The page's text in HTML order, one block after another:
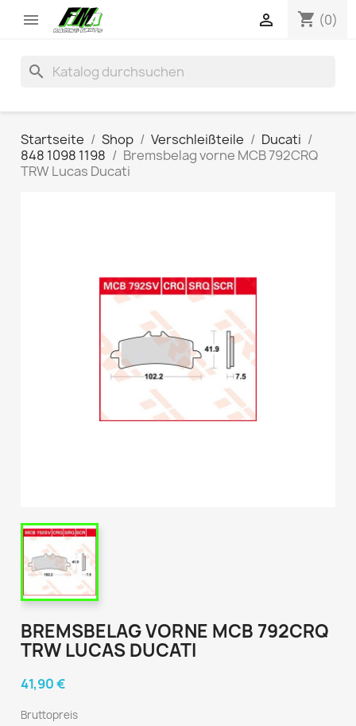
 shopping_cart (0)

search
Startseite Shop Verschleißteile
Ducati
848 1098 1198
Bremsbelag vorne MCB 792CRQ
TRW Lucas Ducati
BREMSBELAG VORNE MCB 792CRQ
TRW LUCAS DUCATI
41,90 €
Bruttopreis